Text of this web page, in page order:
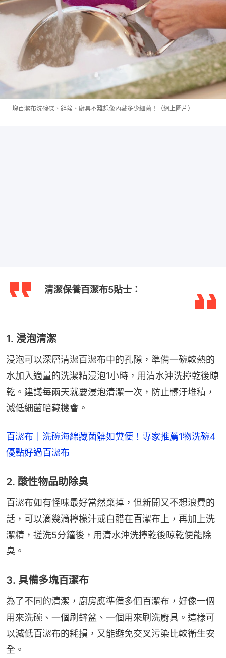
一塊百潔布洗碗碟、鋅盆、廚具不難想像內藏多少細菌！（網上圖片）
清潔保養百潔布5貼士：
1. 浸泡清潔
浸泡可以深層清潔百潔布中的孔隙，準備一碗較熱的
水加入適量的洗潔精浸泡1小時，用清水沖洗擰乾後晾
乾。建議每兩天就要浸泡清潔一次，防止髒汙堆積，
減低細菌暗藏機會。
百潔布｜洗碗海綿藏菌髒如糞便！專家推薦1物洗碗4
優點好過百潔布
2. 酸性物品助除臭
百潔布如有怪味最好當然棄掉，但新開又不想浪費的
話，可以滴幾滴檸檬汁或白醋在百潔布上，再加上洗
潔精，搓洗5分鐘後，用清水沖洗擰乾後晾乾便能除
臭。
3. 具備多塊百潔布
為了不同的清潔，廚房應準備多個百潔布，好像一個
用來洗碗、一個刷鋅盆、一個用來刷洗廚具。這樣可
以減低百潔布的耗損，又能避免交叉污染比較衛生安
全。